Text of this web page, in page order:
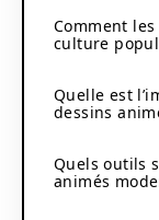
Comment
culture
Quelle est
dessins
Quels outils
animés